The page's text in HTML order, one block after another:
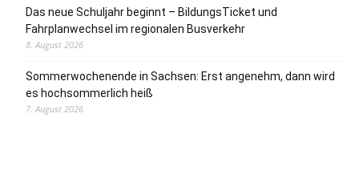
Das neue Schuljahr beginnt – BildungsTicket und
Fahrplanwechsel im regionalen Busverkehr
8. August 2026
Sommerwochenende in Sachsen: Erst angenehm, dann wird
es hochsommerlich heiß
7. August 2026